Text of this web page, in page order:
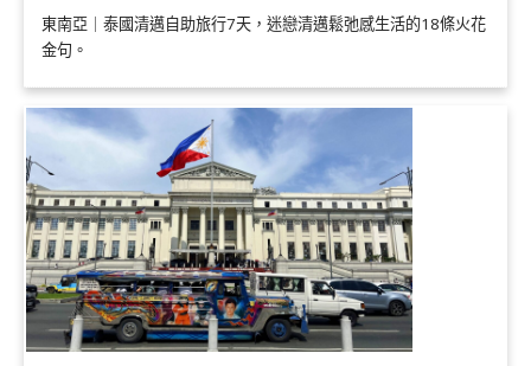
東南亞｜泰國清邁自助旅行7天，迷戀清邁鬆弛感生活的18條火花
金句。